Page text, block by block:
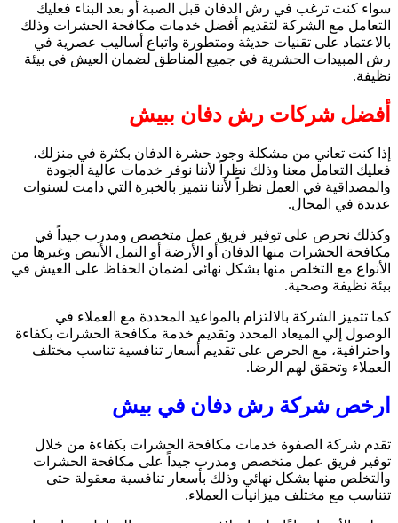
سواء كنت ترغب في رش الدفان قبل الصبة أو بعد البناء فعليك
التعامل مع الشركة لتقديم أفضل خدمات مكافحة الحشرات وذلك
بالاعتماد على تقنيات حديثة ومتطورة واتباع أساليب عصرية في
رش المبيدات الحشرية في جميع المناطق لضمان العيش في بيئة
نظيفة.
أفضل شركات رش دفان ببيش
إذا كنت تعاني من مشكلة وجود حشرة الدفان بكثرة في منزلك،
فعليك التعامل معنا وذلك نظراً لأننا نوفر خدمات عالية الجودة
والمصداقية في العمل نظراً لأننا نتميز بالخبرة التي دامت لسنوات
عديدة في المجال.
وكذلك نحرص على توفير فريق عمل متخصص ومدرب جيداً في
مكافحة الحشرات منها الدفان أو الأرضة أو النمل الأبيض وغيرها من
الأنواع مع التخلص منها بشكل نهائى لضمان الحفاظ على العيش في
بيئة نظيفة وصحية.
كما تتميز الشركة بالالتزام بالمواعيد المحددة مع العملاء في
الوصول إلي الميعاد المحدد وتقديم خدمة مكافحة الحشرات بكفاءة
واحترافية، مع الحرص على تقديم أسعار تنافسية تناسب مختلف
العملاء وتحقق لهم الرضا.
ارخص شركة رش دفان في بيش
تقدم شركة الصفوة خدمات مكافحة الحشرات بكفاءة من خلال
توفير فريق عمل متخصص ومدرب جيداً على مكافحة الحشرات
والتخلص منها بشكل نهائي وذلك بأسعار تنافسية معقولة حتى
تتناسب مع مختلف ميزانيات العملاء.